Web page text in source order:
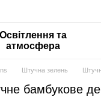
Освітлення та
атмосфера
Штучна зелень
бамбукове